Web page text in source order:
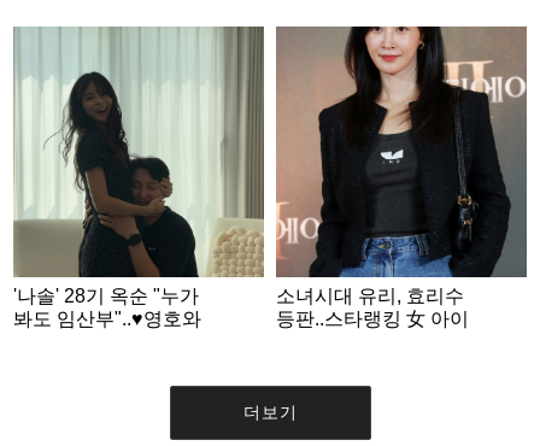
'나솔' 28기 옥순 "누가
봐도 임산부"..♥영호와
소녀시대 유리, 효리수
등판..스타랭킹 女 아이
더보기